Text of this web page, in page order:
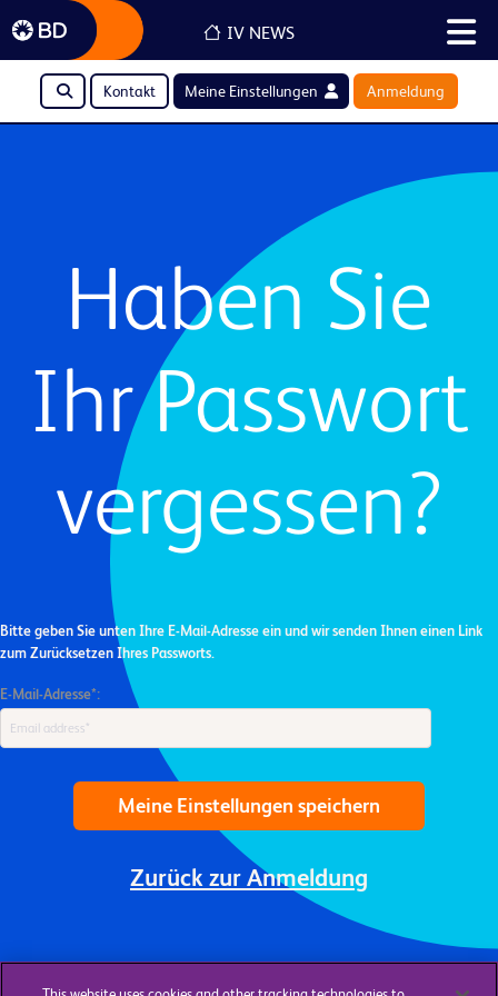
IV NEWS
Kontakt Meine Einstellungen Anmeldung
Haben Sie
Ihr Passwort
vergessen?
Bitte geben Sie unten Ihre E-Mail-Adresse ein und wir senden Ihnen einen Link
zum Zurücksetzen Ihres Passworts.
E-Mail-Adresse*:
Meine Einstellungen speichern
Zurück zur Anmeldung